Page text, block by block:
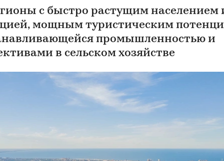
с быстро растущим населением
мощным туристическим
промышленностью и
в сельском хозяйстве